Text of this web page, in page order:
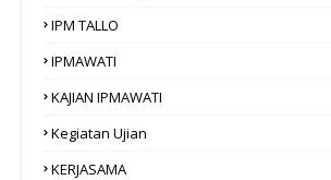
IPM TALLO
IPMAWATI
KAJIAN IPMAWATI
Kegiatan Ujian
KERJASAMA